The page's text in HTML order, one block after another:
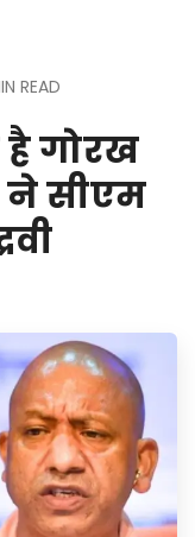
READ
गोरख
सीएम